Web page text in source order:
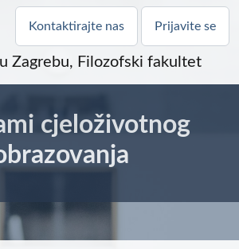
Kontaktirajte nas Prijavite se
Zagrebu, Filozofski fakultet
cjeloživotnog